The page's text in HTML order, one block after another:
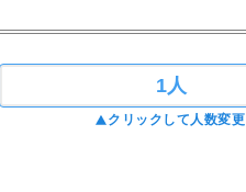
1人
クリックして人数変更